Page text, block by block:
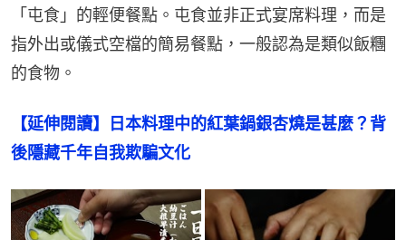
「屯食」的輕便餐點。屯食並非正式宴席料理，而是
指外出或儀式空檔的簡易餐點，一般認為是類似飯糰
的食物。
【延伸閱讀】日本料理中的紅葉鍋銀杏燒是甚麼？背
後隱藏千年自我欺騙文化